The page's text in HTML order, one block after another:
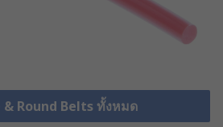
Round Belts ทั้งหมด